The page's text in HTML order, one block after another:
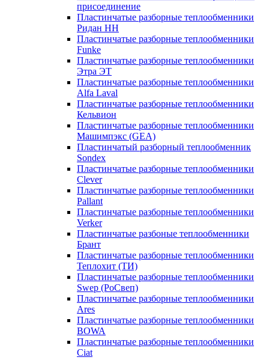
присоединение
Пластинчатые разборные теплообменники
Ридан НН
Пластинчатые разборные теплообменники
Funke
Пластинчатые разборные теплообменники
Этра ЭТ
Пластинчатые разборные теплообменники
Alfa Laval
Пластинчатые разборные теплообменники
Кельвион
Пластинчатые разборные теплообменники
Машимпэкс (GEA)
Пластинчатый разборный теплообменник
Sondex
Пластинчатые разборные теплообменники
Clever
Пластинчатые разборные теплообменники
Pallant
Пластинчатые разборные теплообменники
Verker
Пластинчатые разбоные теплообменники
Брант
Пластинчатые разборные теплообменники
Теплохит (ТИ)
Пластинчатые разборные теплообменники
Swep (РоСвеп)
Пластинчатые разборные теплообменники
Ares
Пластинчатые разборные теплообменники
BOWA
Пластинчатые разборные теплообменники
Ciat